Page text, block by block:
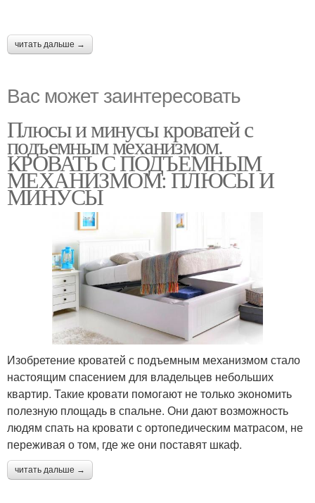
читать дальше →
Вас может заинтересовать
Плюсы и минусы кроватей с
подъемным механизмом.
КРОВАТЬ С ПОДЪЕМНЫМ
МЕХАНИЗМОМ: ПЛЮСЫ И
МИНУСЫ
Изобретение кроватей с подъемным механизмом стало
настоящим спасением для владельцев небольших
квартир. Такие кровати помогают не только экономить
полезную площадь в спальне. Они дают возможность
людям спать на кровати с ортопедическим матрасом, не
переживая о том, где же они поставят шкаф.
читать дальше →